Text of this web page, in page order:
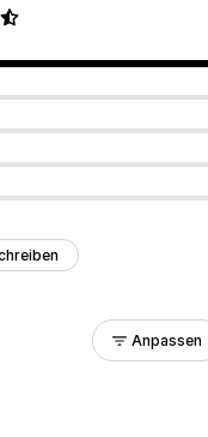
Anpassen